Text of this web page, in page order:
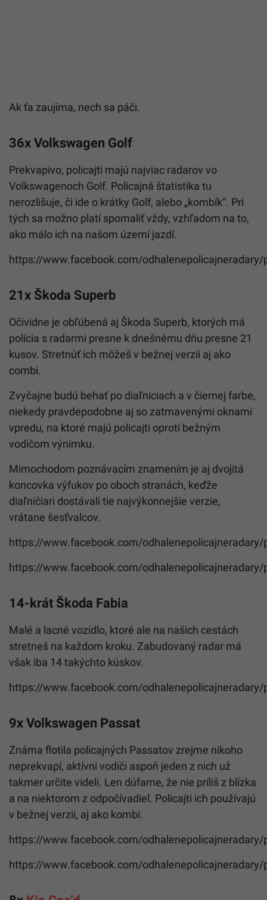
Ak ťa zaujíma, nech sa páči.
36x Volkswagen Golf
Prekvapivo, policajti majú najviac radarov vo
Volkswagenoch Golf. Policajná štatistika tu
nerozlišuje, či ide o krátky Golf, alebo „kombík“. Pri
tých sa možno platí spomaliť vždy, vzhľadom na to,
ako málo ich na našom území jazdí.
https://www.facebook.com/
21x Škoda Superb
Očividne je obľúbená aj Škoda Superb, ktorých má
polícia s radarmi presne k dnešnému dňu presne 21
kusov. Stretnúť ich môžeš v bežnej verzii aj ako
combi.
Zvyčajne budú behať po diaľniciach a v čiernej farbe,
niekedy pravdepodobne aj so zatmavenými oknami
vpredu, na ktoré majú policajti oproti bežným
vodičom výnimku.
Mimochodom poznávacím znamením je aj dvojitá
koncovka výfukov po oboch stranách, keďže
diaľničiari dostávali tie najvýkonnejšie verzie,
vrátane šesťvalcov.
https://www.facebook.com/
https://www.facebook.com/
14-krát Škoda Fabia
Malé a lacné vozidlo, ktoré ale na našich cestách
stretneš na každom kroku. Zabudovaný radar má
však iba 14 takýchto kúskov.
https://www.facebook.com/
9x Volkswagen Passat
Známa flotila policajných Passatov zrejme nikoho
neprekvapí, aktívni vodiči aspoň jeden z nich už
takmer určite videli. Len dúfame, že nie príliš z blízka
a na niektorom z odpočívadiel. Policajti ich používajú
v bežnej verzii, aj ako kombi.
https://www.facebook.com/
https://www.facebook.com/